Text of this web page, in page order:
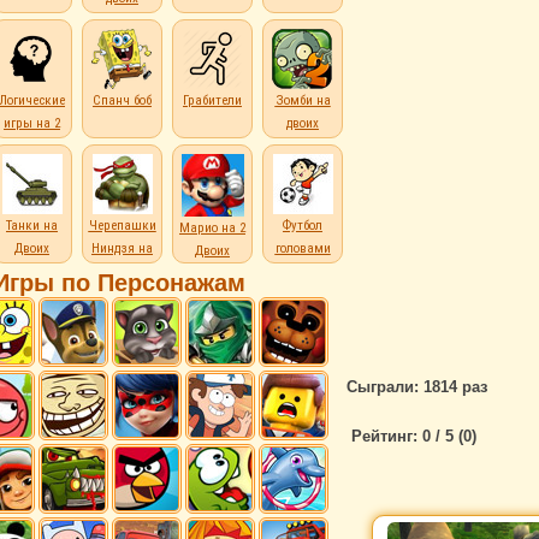
Логические
игры на 2
Спанч боб Грабители
Зомби на
двоих
Танки на
Двоих
Черепашки
Ниндзя на
Двоих
Марио на 2
Двоих
Футбол
головами
по Персонажам
Сыграли: 1814 раз
Рейтинг: 0 / 5 (0)